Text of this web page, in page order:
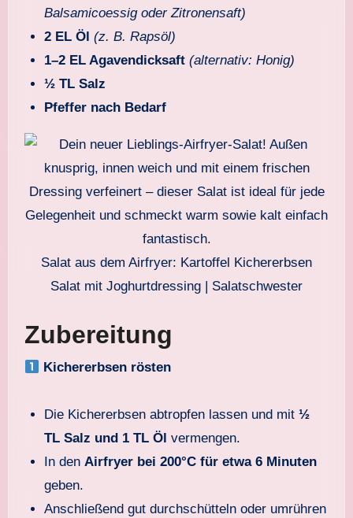
Balsamicoessig oder Zitronensaft)
2 EL Öl (z. B. Rapsöl)
1–2 EL Agavendicksaft (alternativ: Honig)
½ TL Salz
Pfeffer nach Bedarf
Salat aus dem Airfryer: Kartoffel Kichererbsen
Salat mit Joghurtdressing | Salatschwester
Zubereitung
Kichererbsen rösten
Die Kichererbsen abtropfen lassen und mit½
TL Salz und 1 TL Öl vermengen.
In denAirfryer bei 200°C für etwa 6 Minuten
geben.
Anschließend gut durchschütteln oder umrühren